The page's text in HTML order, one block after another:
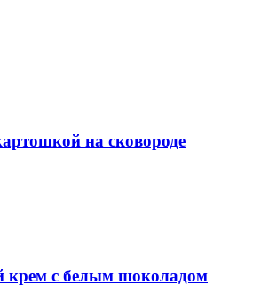
на сковороде
крем с белым шоколадом